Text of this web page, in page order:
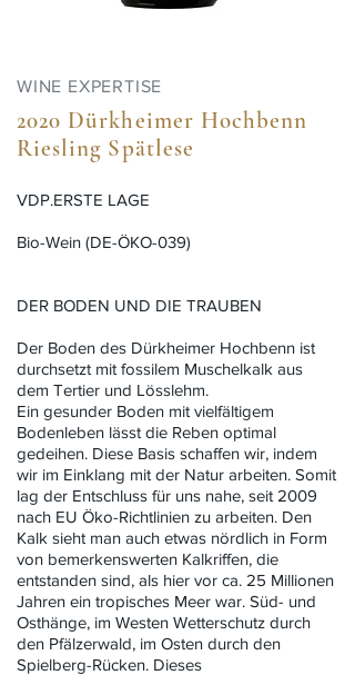
WINE EXPERTISE
2020 Dürkheimer Hochbenn
Riesling Spätlese
VDP.ERSTE LAGE
Bio-Wein (DE-ÖKO-039)
DER BODEN UND DIE TRAUBEN
Der Boden des Dürkheimer Hochbenn ist
durchsetzt mit fossilem Muschelkalk aus
dem Tertier und Lösslehm.
Ein gesunder Boden mit vielfältigem
Bodenleben lässt die Reben optimal
gedeihen. Diese Basis schaffen wir, indem
wir im Einklang mit der Natur arbeiten. Somit
lag der Entschluss für uns nahe, seit 2009
nach EU Öko-Richtlinien zu arbeiten. Den
Kalk sieht man auch etwas nördlich in Form
von bemerkenswerten Kalkriffen, die
entstanden sind, als hier vor ca. 25 Millionen
Jahren ein tropisches Meer war. Süd- und
Osthänge, im Westen Wetterschutz durch
den Pfälzerwald, im Osten durch den
Spielberg-Rücken. Dieses